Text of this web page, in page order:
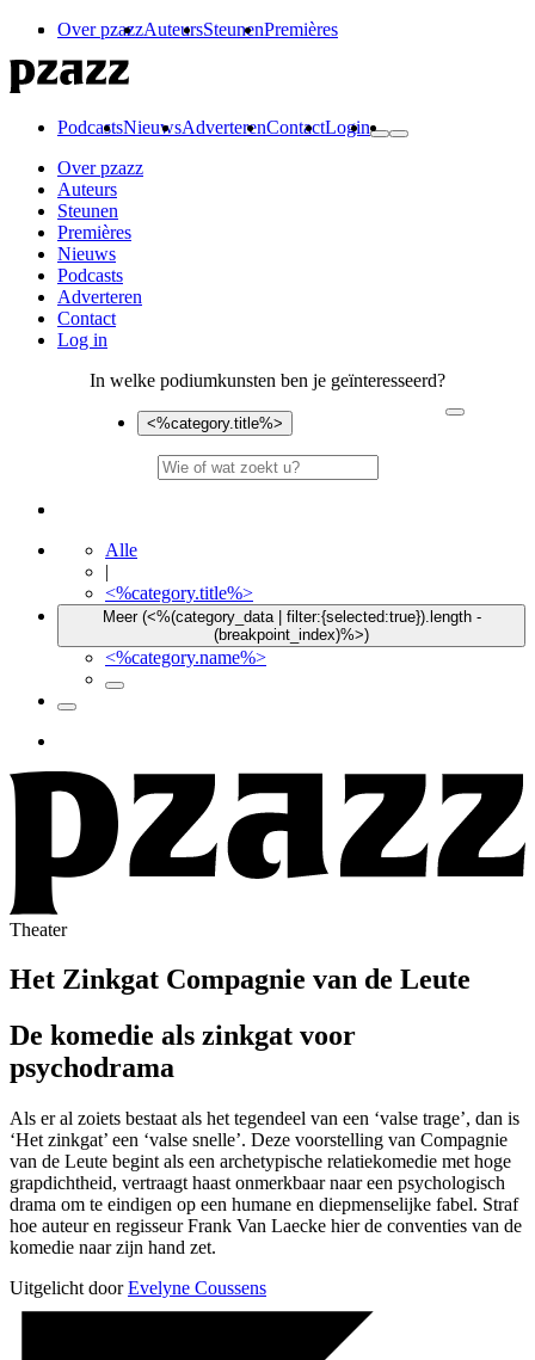
Over pzazzAuteursSteunenPremières
PodcastsNieuwsAdverterenContactLogin
Over pzazz
Auteurs
Steunen
Premières
Nieuws
Podcasts
Adverteren
Contact
Log in
In welke podiumkunsten ben je geïnteresseerd?
<%category.title%>
Alle
|
<%category.title%>
Meer (<%(category_data | filter:{selected:true}).length -
(breakpoint_index)%>)
<%category.name%>
Theater
Het Zinkgat Compagnie van de Leute
De komedie als zinkgat voor
psychodrama
Als er al zoiets bestaat als het tegendeel van een ‘valse trage’, dan is
‘Het zinkgat’ een ‘valse snelle’. Deze voorstelling van Compagnie
van de Leute begint als een archetypische relatiekomedie met hoge
grapdichtheid, vertraagt haast onmerkbaar naar een psychologisch
drama om te eindigen op een humane en diepmenselijke fabel. Straf
hoe auteur en regisseur Frank Van Laecke hier de conventies van de
komedie naar zijn hand zet.
Uitgelicht doorEvelyne Coussens